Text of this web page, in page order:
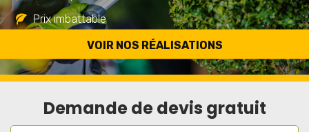
VOIR NOS RÉALISATIONS
Prix imbattable
Travail de qualité
Demande de devis gratuit